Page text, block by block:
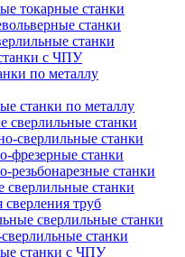
токарные станки
станки
станки
с ЧПУ
по металлу
станки по металлу
сверлильные станки
сверлильные станки
фрезерные станки
резьбонарезные станки
станки
сверления труб
сверлильные станки
станки
станки с ЧПУ